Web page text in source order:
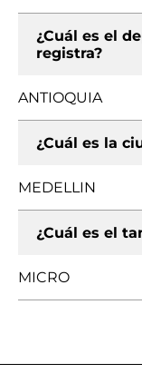
¿Cuál es el
registra?
ANTIOQUIA
¿Cuál es la
MEDELLIN
¿Cuál es el
MICRO